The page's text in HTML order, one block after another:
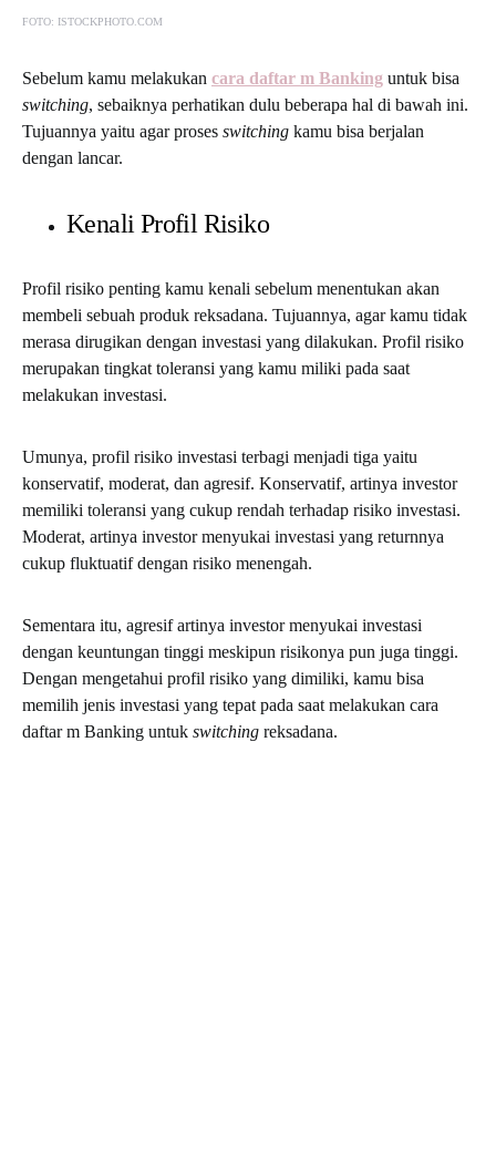
FOTO: ISTOCKPHOTO.COM
Sebelum kamu melakukan cara daftar m Banking untuk bisa
switching, sebaiknya perhatikan dulu beberapa hal di bawah ini.
Tujuannya yaitu agar proses switching kamu bisa berjalan
dengan lancar.
Kenali Profil Risiko
Profil risiko penting kamu kenali sebelum menentukan akan
membeli sebuah produk reksadana. Tujuannya, agar kamu tidak
merasa dirugikan dengan investasi yang dilakukan. Profil risiko
merupakan tingkat toleransi yang kamu miliki pada saat
melakukan investasi.
Umunya, profil risiko investasi terbagi menjadi tiga yaitu
konservatif, moderat, dan agresif. Konservatif, artinya investor
memiliki toleransi yang cukup rendah terhadap risiko investasi.
Moderat, artinya investor menyukai investasi yang returnnya
cukup fluktuatif dengan risiko menengah.
Sementara itu, agresif artinya investor menyukai investasi
dengan keuntungan tinggi meskipun risikonya pun juga tinggi.
Dengan mengetahui profil risiko yang dimiliki, kamu bisa
memilih jenis investasi yang tepat pada saat melakukan cara
daftar m Banking untuk switching reksadana.